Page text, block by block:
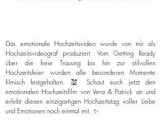
Das emotionale Hochzeitsvideo wurde von mir als
Hochzeitsvideograf produziert. Vom Getting Ready
über die freie Trauung bis hin zur stilvollen
Hochzeitsfeier wurden alle besonderen Momente
filmisch festgehalten. 💒 Schaut euch jetzt den
emotionalen Hochzeitsfilm von Vera & Patrick an und
erlebt diesen einzigartigen Hochzeitstag voller Liebe
und Emotionen noch einmal mit. ✨